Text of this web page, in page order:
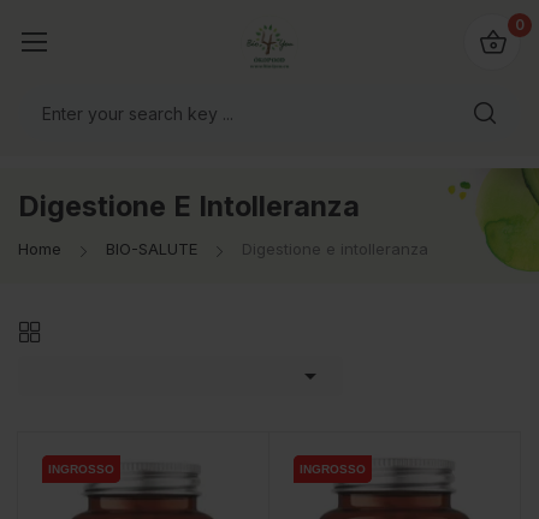
mondo!
0
Digestione E Intolleranza
Home BIO-SALUTE Digestione e intolleranza

INGROSSO
INGROSSO INGROSSO
INGROSSO